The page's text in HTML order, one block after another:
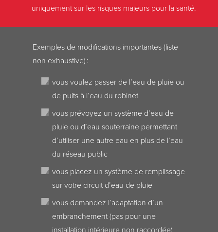
uniquement sur les risques majeurs pour la santé.
Exemples de modifications importantes (liste
non exhaustive) :
vous voulez passer de l’eau de pluie ou
de puits à l’eau du robinet
vous prévoyez un système d’eau de
pluie ou d’eau souterraine permettant
d’utiliser une autre eau en plus de l’eau
du réseau public
vous placez un système de remplissage
sur votre circuit d’eau de pluie
vous demandez l’adaptation d’un
embranchement (pas pour une
installation intérieure non raccordée)